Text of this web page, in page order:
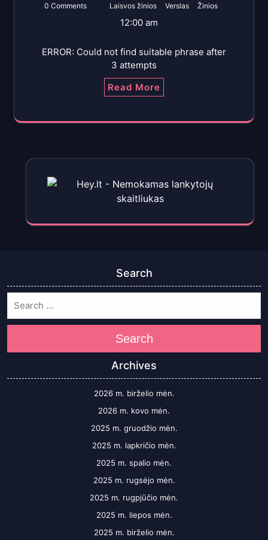
0 Comments
Laisvos žinios Verslas Žinios
12:00 am
ERROR: Could not find suitable phrase after
3 attempts
Read More
Search
Search
Archives
2026 m. birželio mėn.
2026 m. kovo mėn.
2025 m. gruodžio mėn.
2025 m. lapkričio mėn.
2025 m. spalio mėn.
2025 m. rugsėjo mėn.
2025 m. rugpjūčio mėn.
2025 m. liepos mėn.
2025 m. birželio mėn.